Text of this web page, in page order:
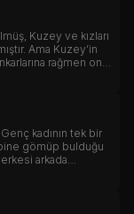
Kuzey ve kızları
Ama Kuzey’in
rağmen onu
Genç kadının tek bir
gömüp bulduğu
arkada